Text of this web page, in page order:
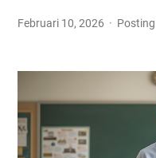
Februari 10, 2026